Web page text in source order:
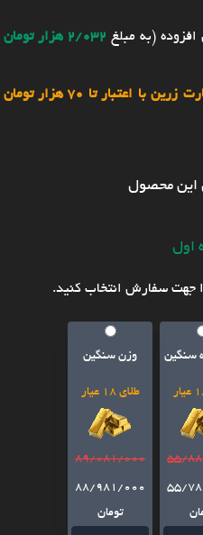
2/032 هزار تومان
با اعتبار تا 70 هزار تومان
محصول
اول
جهت سفارش انتخاب کنید.
سنگین
55/
55/
وزن سنگین
طلای 18 عیار
89/081/000
88/981/000
تومان